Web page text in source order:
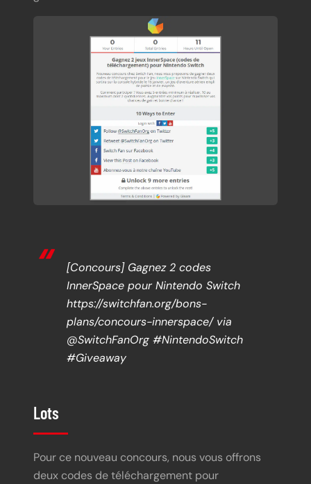
[Concours] Gagnez 2 codes
InnerSpace pour Nintendo Switch
https://switchfan.org/bons-
plans/concours-innerspace/ via
@SwitchFanOrg #NintendoSwitch
#Giveaway
Lots
Pour ce nouveau concours, nous vous offrons
deux codes de téléchargement pour